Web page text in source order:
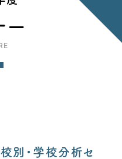
ー
別・学校分析セ